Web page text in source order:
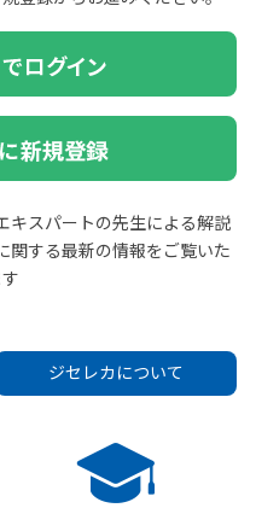
キスパートの先生による解説
関する最新の情報をご覧いた
ジセレカについて